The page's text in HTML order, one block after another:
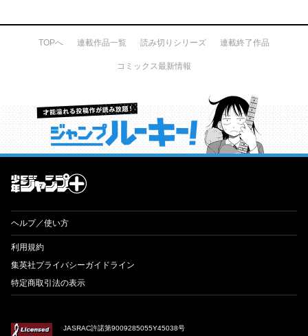
TOPへ 連載作品一覧 読み切りシリーズ 連載終了作品
コミックス最新情報
才能溢れる投稿作が読み放題！ ジャンプルーキー！
ヘルプ／使い方
利用規約
集英社プライバシーガイドライン
特定商取引法の表示
JASRAC許諾第9009285055Y45038号